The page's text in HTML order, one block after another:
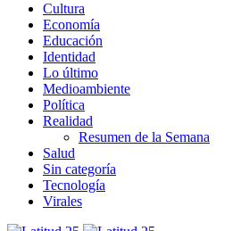
Cultura
Economía
Educación
Identidad
Lo último
Medioambiente
Política
Realidad
Resumen de la Semana
Salud
Sin categoría
Tecnología
Virales